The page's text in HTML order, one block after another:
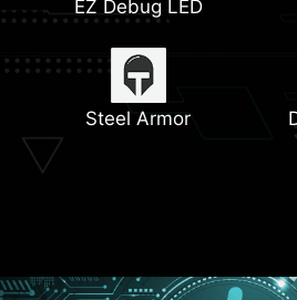
Disipador con
almohadillas térmicas
de 7W/mK
Última memoria DDR5
Conectores
EZ Debug LED
Steel Armor